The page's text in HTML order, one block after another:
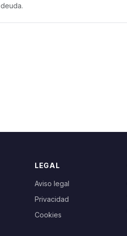
deuda.
LEGAL
Aviso legal
Privacidad
Cookies